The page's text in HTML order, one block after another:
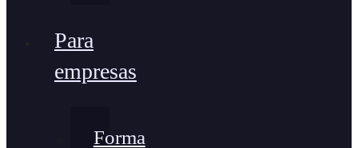
Para
empresas
Forma